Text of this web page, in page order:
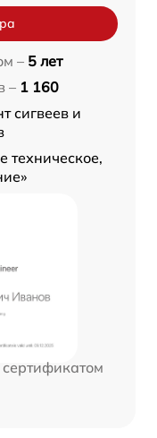
– 5 лет
– 1 160
сигвеев и
техническое,